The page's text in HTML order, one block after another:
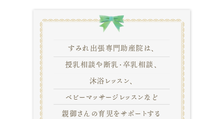
すみれ出張専門助産院は、
授乳相談や断乳・卒乳相談、
沐浴レッスン、
ベビーマッサージレッスンなど
親御さんの育児をサポートする